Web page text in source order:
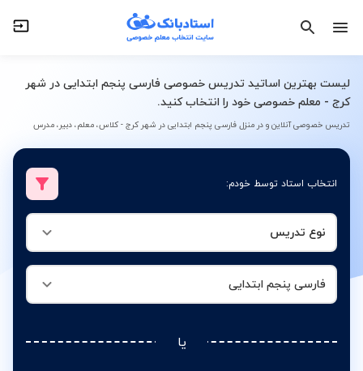
لیست بهترین اساتید تدریس خصوصی فارسی پنجم ابتدایی در شهر
کرج - معلم خصوصی خود را انتخاب کنید.
تدریس خصوصی آنلاین و در منزل فارسی پنجم ابتدایی در شهر کرج - کلاس، معلم، دبیر، مدرس
انتخاب استاد توسط خودم:
نوع تدریس
فارسی پنجم ابتدایی
یا
فارسی پنجم ابتدایی